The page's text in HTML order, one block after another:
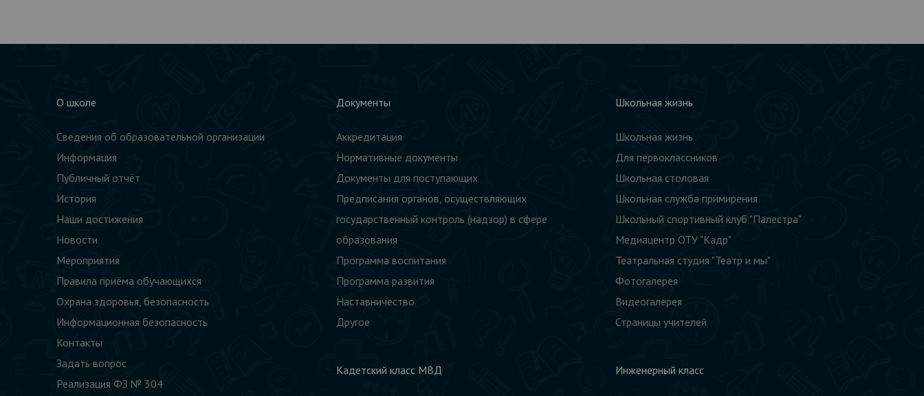
О школе
Сведения об образовательной организации
Информация
Публичный отчёт
История
Наши достижения
Новости
Мероприятия
Правила приёма обучающихся
Охрана здоровья, безопасность
Информационная безопасность
Контакты
Задать вопрос
Реализация ФЗ № 304
Документы
Аккредитация
Нормативные документы
Документы для поступающих
Предписания органов, осуществляющих
государственный контроль (надзор) в сфере
образования
Программа воспитания
Программа развития
Наставничество
Другое
Школьная жизнь
Школьная жизнь
Для первоклассников
Школьная столовая
Школьная служба примирения
Школьный спортивный клуб "Палестра"
Медиацентр ОТУ "Кадр"
Театральная студия "Театр и мы"
Фотогалерея
Видеогалерея
Страницы учителей
Кадетский класс МВД Инженерный класс